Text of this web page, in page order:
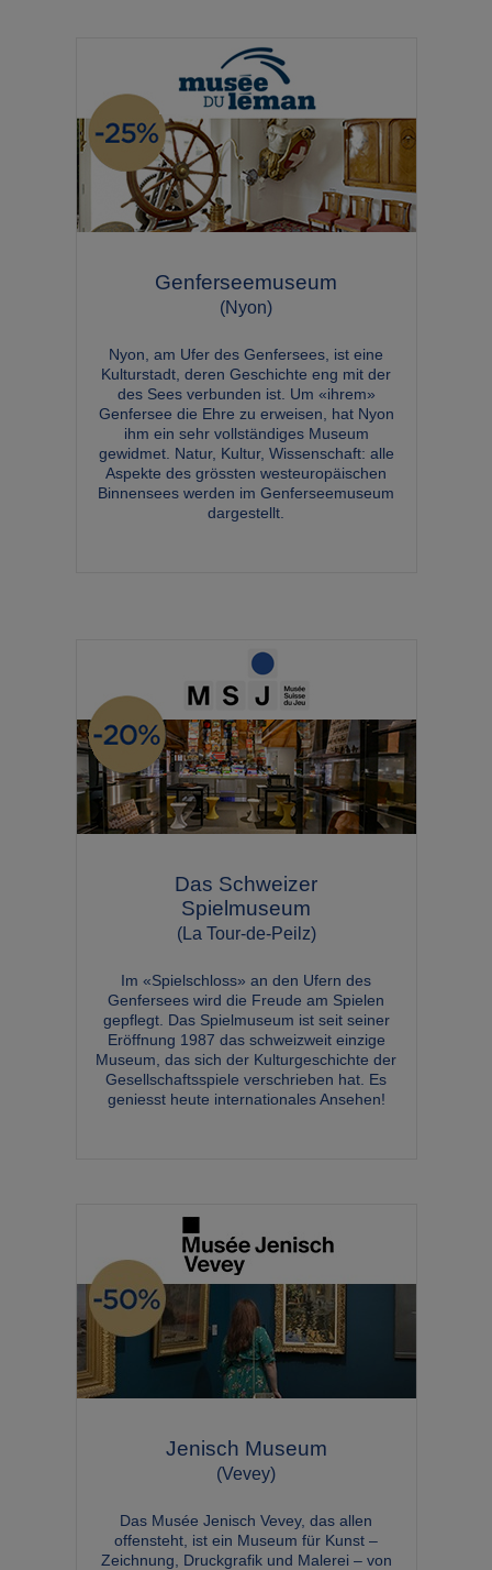
Genferseemuseum
(Nyon)
Nyon, am Ufer des Genfersees, ist eine
Kulturstadt, deren Geschichte eng mit der
des Sees verbunden ist. Um «ihrem»
Genfersee die Ehre zu erweisen, hat Nyon
ihm ein sehr vollständiges Museum
gewidmet. Natur, Kultur, Wissenschaft: alle
Aspekte des grössten westeuropäischen
Binnensees werden im Genferseemuseum
dargestellt.
Das Schweizer
Spielmuseum
(La Tour-de-Peilz)
Im «Spielschloss» an den Ufern des
Genfersees wird die Freude am Spielen
gepflegt. Das Spielmuseum ist seit seiner
Eröffnung 1987 das schweizweit einzige
Museum, das sich der Kulturgeschichte der
Gesellschaftsspiele verschrieben hat. Es
geniesst heute internationales Ansehen!
Jenisch Museum
(Vevey)
Das Musée Jenisch Vevey, das allen
offensteht, ist ein Museum für Kunst –
Zeichnung, Druckgrafik und Malerei – von